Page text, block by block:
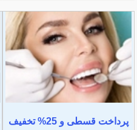
پرداخت قسطی و 25% تخفیف